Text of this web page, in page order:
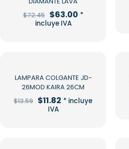
$72.45 El
precio
original
$63.00El
*
incluye IVA
-13%
LAMPARA COLGANTE JD-
26MOD KAIRA 26CM
$13.59 El
precio
$11.82 El
precio
* incluye
IVA